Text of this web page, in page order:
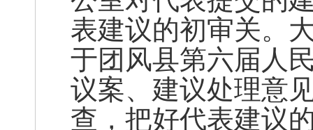
表建议的初审关。
于团风县第六届人
议案、建议处理意
查，把好代表建议